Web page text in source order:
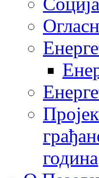
година